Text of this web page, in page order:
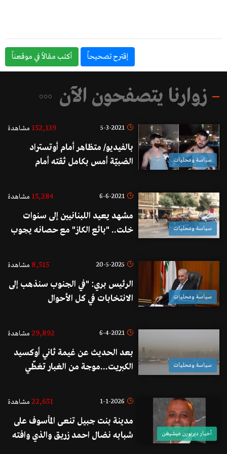
إقترح تصحيحاً أكتب مقالاً في موقعناً
زوارنا يتصفحون الآن
سياسة ومحليات
5-3-2021
152,139 مشاهدة
بالفيديو/ متظاهر أمام أوتستراد
الضبيّة أمس بكامل ثقته أمام
يتظاهر.. رح اترك لبنان، اصطفلوا يا
سياسة ومحليات
6-6-2021
15,284 مشاهدة
مشهد يعيد اللبنانيين إلى سنوات
خلت.. "بائع الكاز" مع حصانه يجوب
سياسة ومحليات
20-5-2025
8,515 مشاهدة
الرئيس بري: "في الجنوب سنذهب إلى
الانتخابات في كل الأحوال
سياسة ومحليات
6-4-2021
29,892 مشاهدة
بعد الحديث عن غيمة ثاني أوكسيد
الكبريت...موجة من الغبار تغطّي
أخبار ديربورن ميشيغن
1-1-2026
22,651 مشاهدة
مدينة بنت جبيل تنعى المأسوف على
شبابه نضال احمد زريق والذي وافته